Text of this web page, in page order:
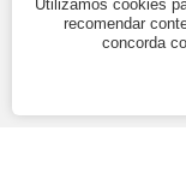
© 2017 CAMINHO DA
Utilizamos cookies
recomendar
concorda